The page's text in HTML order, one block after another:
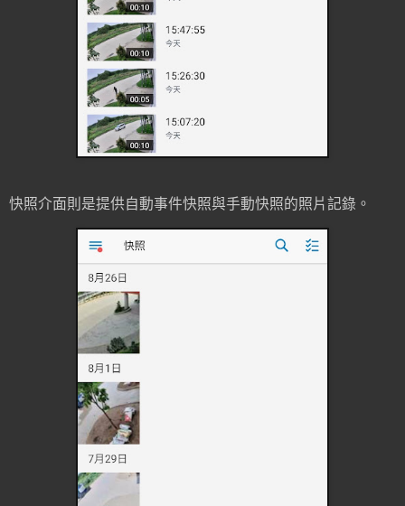
快照介面則是提供自動事件快照與手動快照的照片記錄。